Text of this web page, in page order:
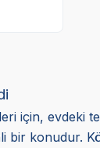
için, evdeki
bir konudur.